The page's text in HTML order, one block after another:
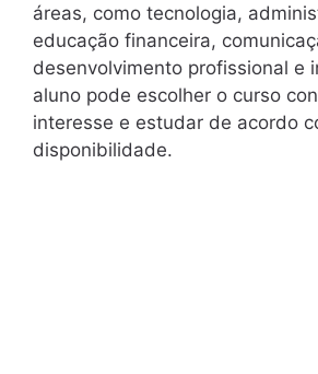
áreas, como tecnologia,
educação financeira,
desenvolvimento profissional e
aluno pode escolher o curso
interesse e estudar de acordo
disponibilidade.